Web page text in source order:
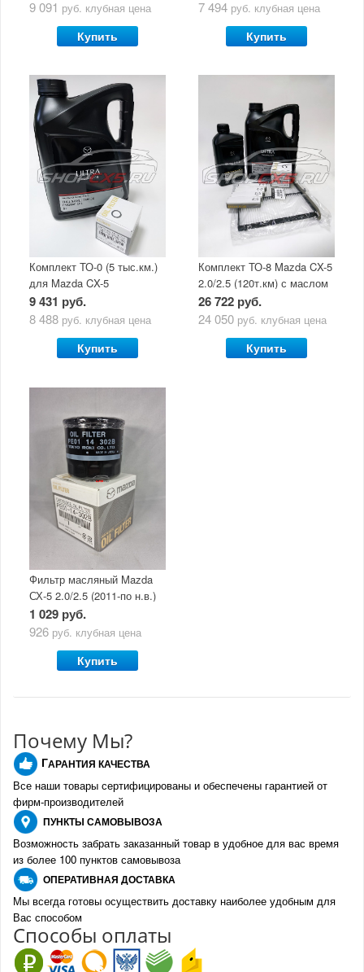
9 091 руб. клубная цена
Купить
7 494 руб. клубная цена
Купить
Комплект ТО-0 (5 тыс.км.)
для Mazda CX-5
(двигатель 2.0/2.5) с
маслом Mazda Original Oil
9 431 руб.
8 488 руб. клубная цена
Купить
Комплект ТО-8 Mazda CX-5
2.0/2.5 (120т.км) с маслом
Mazda Original Oil Ultra
5W30
26 722 руб.
24 050 руб. клубная цена
Купить
Фильтр масляный Mazda
СХ-5 2.0/2.5 (2011-по н.в.)
1 029 руб.
926 руб. клубная цена
Купить
Почему Мы?
ГАРАНТИЯ КАЧЕСТВА
Все наши товары сертифицированы и обеспечены гарантией от
фирм-производителей
ПУНКТЫ САМОВЫВОЗА
Возможность забрать заказанный товар в удобное для вас время
из более 100 пунктов самовывоза
ОПЕРАТИВНАЯ ДОСТАВКА
Мы всегда готовы осуществить доставку наиболее удобным для
Вас способом
Способы оплаты